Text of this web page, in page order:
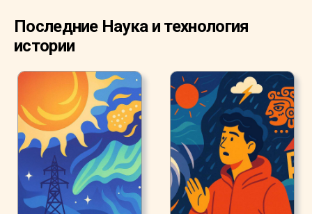
Последние Наука и технология
истории